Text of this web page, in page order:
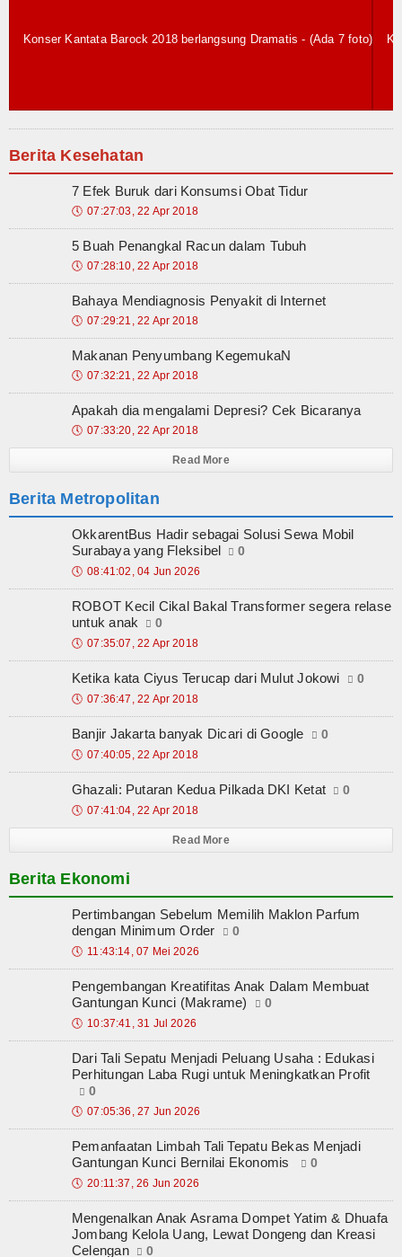
Berita Kesehatan
7 Efek Buruk dari Konsumsi Obat Tidur
🕔 07:27:03, 22 Apr 2018
5 Buah Penangkal Racun dalam Tubuh
🕔 07:28:10, 22 Apr 2018
Bahaya Mendiagnosis Penyakit di Internet
🕔 07:29:21, 22 Apr 2018
Makanan Penyumbang KegemukaN
🕔 07:32:21, 22 Apr 2018
Apakah dia mengalami Depresi? Cek Bicaranya
🕔 07:33:20, 22 Apr 2018
Read More
Berita Metropolitan
OkkarentBus Hadir sebagai Solusi Sewa Mobil
Surabaya yang Fleksibel
0
🕔 08:41:02, 04 Jun 2026
ROBOT Kecil Cikal Bakal Transformer segera relase
untuk anak
0
🕔 07:35:07, 22 Apr 2018
Ketika kata Ciyus Terucap dari Mulut Jokowi 0
🕔 07:36:47, 22 Apr 2018
Banjir Jakarta banyak Dicari di Google 0
🕔 07:40:05, 22 Apr 2018
Ghazali: Putaran Kedua Pilkada DKI Ketat 0
🕔 07:41:04, 22 Apr 2018
Read More
Berita Ekonomi
Pertimbangan Sebelum Memilih Maklon Parfum
dengan Minimum Order
0
🕔 11:43:14, 07 Mei 2026
Pengembangan Kreatifitas Anak Dalam Membuat
Gantungan Kunci (Makrame)
0
🕔 10:37:41, 31 Jul 2026
Dari Tali Sepatu Menjadi Peluang Usaha : Edukasi
Perhitungan Laba Rugi untuk Meningkatkan Profit
0
🕔 07:05:36, 27 Jun 2026
Pemanfaatan Limbah Tali Tepatu Bekas Menjadi
Gantungan Kunci Bernilai Ekonomis
0
🕔 20:11:37, 26 Jun 2026
Mengenalkan Anak Asrama Dompet Yatim & Dhuafa
Jombang Kelola Uang, Lewat Dongeng dan Kreasi
Celengan
0